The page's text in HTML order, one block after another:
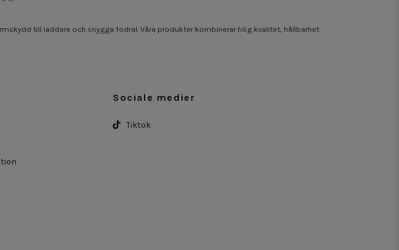
till laddare och snygga fodral. Våra produkter kombinerar hög kvalitet, hållbarhet
Sociale medier
Tiktok